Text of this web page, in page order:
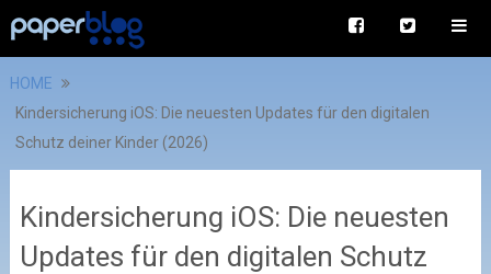
HOME
Kindersicherung iOS: Die neuesten Updates für den digitalen
Schutz deiner Kinder (2026)
Kindersicherung iOS: Die neuesten
Updates für den digitalen Schutz